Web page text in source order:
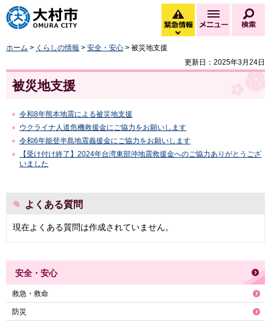
大村市
緊急情報
緊急情報を開く
メニュー
ホーム > くらしの情報 > 安全・安心 > 被災地支援
更新日：2025年3月24日
被災地支援
令和8年熊本地震による被災地支援
ウクライナ人道危機救援金にご協力をお願いします
令和6年能登半島地震義援金にご協力をお願いします
【受け付け終了】2024年台湾東部沖地震救援金へのご協力ありがとうござ
いました
よくある質問
現在よくある質問は作成されていません。
安全・安心
救急・救命
防災